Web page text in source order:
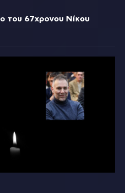
του 67χρονου Νίκου